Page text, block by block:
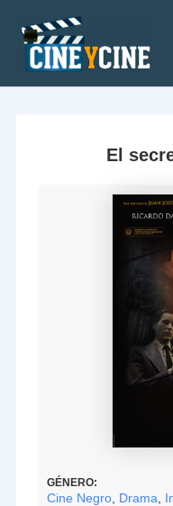
contenido
El
GÉNERO:
Cine Negro Drama